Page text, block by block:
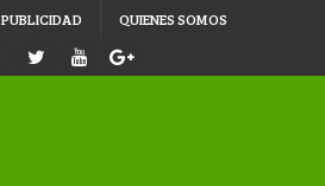
PUBLICIDAD QUIENES SOMOS